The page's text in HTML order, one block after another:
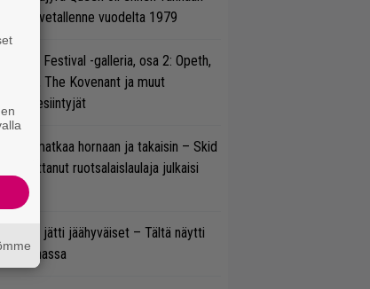
livetallenne vuodelta 1979
Metal Festival -galleria, osa 2: Opeth,
Lost, The Kovenant ja muut
esiintyjät
matkaa hornaan ja takaisin – Skid
vaikuttanut ruotsalaislaulaja julkaisi
jätti jäähyväiset – Tältä näytti
Ratinassa